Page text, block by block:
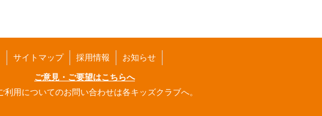
サイトマップ 採用情報 お知らせ
ご意見・ご要望はこちらへ
利用についてのお問い合わせは各キッズクラブへ。